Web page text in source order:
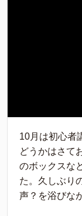
10月は初心者
どうかはさて
のボックスな
た。久しぶり
声？を浴びな